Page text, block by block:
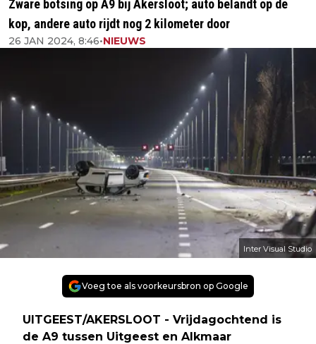
Zware botsing op A9 bij Akersloot; auto belandt op de
kop, andere auto rijdt nog 2 kilometer door
26 JAN 2024, 8:46•NIEUWS
Inter Visual Studio
Voeg toe als voorkeursbron op Google
UITGEEST/AKERSLOOT - Vrijdagochtend is
de A9 tussen Uitgeest en Alkmaar